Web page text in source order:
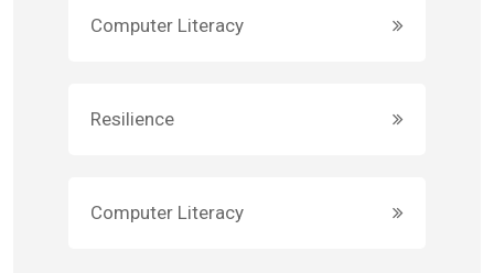
Computer Literacy
Resilience
Computer Literacy